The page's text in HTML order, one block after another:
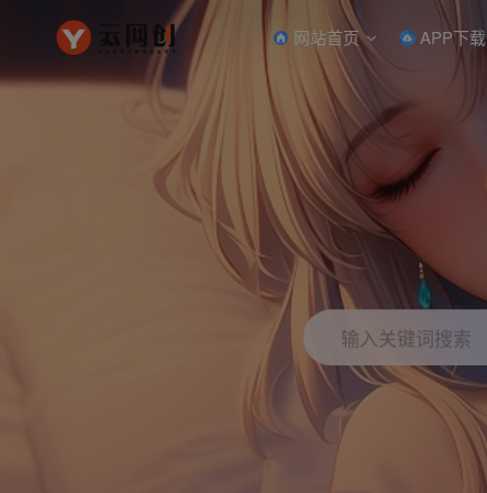
网站首页 APP下载
输入关键词搜索